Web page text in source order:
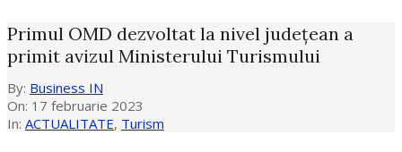
Primul OMD dezvoltat la nivel județean a
primit avizul Ministerului Turismului
By: Business IN
On: 17 februarie 2023
In: ACTUALITATE, Turism